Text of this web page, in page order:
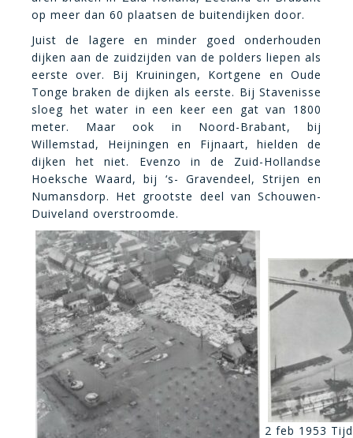
op meer dan 60 plaatsen de buitendijken door.
Juist de lagere en minder goed onderhouden
dijken aan de zuidzijden van de polders liepen als
eerste over. Bij Kruiningen, Kortgene en Oude
Tonge braken de dijken als eerste. Bij Stavenisse
sloeg het water in een keer een gat van 1800
meter. Maar ook in Noord-Brabant, bij
Willemstad, Heijningen en Fijnaart, hielden de
dijken het niet. Evenzo in de Zuid-Hollandse
Hoeksche Waard, bij ‘s- Gravendeel, Strijen en
Numansdorp. Het grootste deel van Schouwen-
Duiveland overstroomde.
2 feb 1953